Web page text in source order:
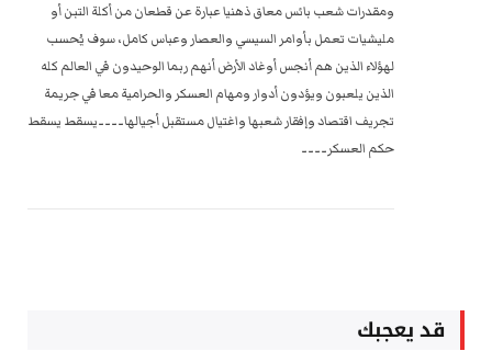
ومقدرات شعب بائس معاق ذهنيا عبارة عن قطعان من أكلة التبن أو
مليشيات تعمل بأوامر السيسي والعصار وعباس كامل، سوف يُحسب
لهؤلاء الذين هم أنجس أوغاد الأرض أنهم ربما الوحيدون في العالم كله
الذين يلعبون ويؤدون أدوار ومهام العسكر والحرامية معا في جريمة
تجريف اقتصاد وإفقار شعبها واغتيال مستقبل أجيالها۔۔۔۔يسقط يسقط
حكم العسكر۔۔۔۔
قد يعجبك